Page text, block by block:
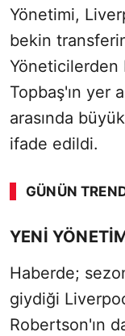
Yönetimi,
bekin
Yöneticilerden
Topbaş'ın yer
arasında
ifade edildi.
GÜNÜN
YENİ
Haberde;
giydiği
Robertson'ın